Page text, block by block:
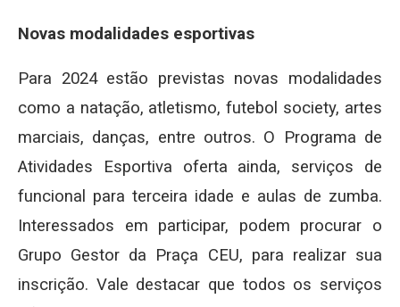
Novas modalidades esportivas
Para 2024 estão previstas novas modalidades
como a natação, atletismo, futebol society, artes
marciais, danças, entre outros. O Programa de
Atividades Esportiva oferta ainda, serviços de
funcional para terceira idade e aulas de zumba.
Interessados em participar, podem procurar o
Grupo Gestor da Praça CEU, para realizar sua
inscrição. Vale destacar que todos os serviços